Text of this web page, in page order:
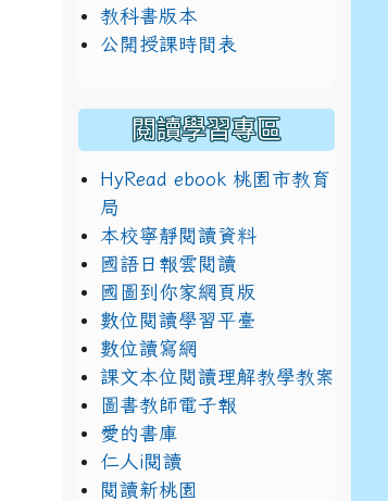
教科書版本
公開授課時間表
閱讀學習專區
HyRead ebook 桃園市教育
局
本校寧靜閱讀資料
國語日報雲閱讀
國圖到你家網頁版
數位閱讀學習平臺
數位讀寫網
課文本位閱讀理解教學教案
圖書教師電子報
愛的書庫
仁人i閱讀
閱讀新桃園